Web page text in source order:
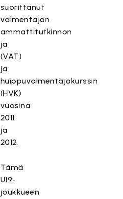
suorittanut
valmentajan
ammattitutkinnon
ja
(VAT)
ja
huippuvalmentajakurssin
(HVK)
vuosina
2011
ja
2012.
Tämä
U19-
joukkueen